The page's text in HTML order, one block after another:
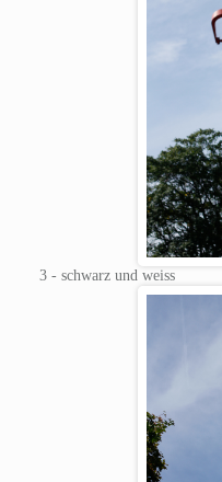
3 - schwarz und weiss